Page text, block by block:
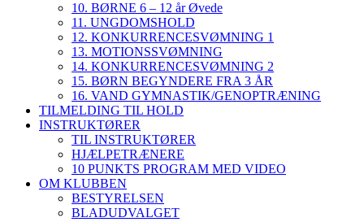
10. BØRNE 6 – 12 år Øvede
11. UNGDOMSHOLD
12. KONKURRENCESVØMNING 1
13. MOTIONSSVØMNING
14. KONKURRENCESVØMNING 2
15. BØRN BEGYNDERE FRA 3 ÅR
16. VAND GYMNASTIK/GENOPTRÆNING
TILMELDING TIL HOLD
INSTRUKTØRER
TIL INSTRUKTØRER
HJÆLPETRÆNERE
10 PUNKTS PROGRAM MED VIDEO
OM KLUBBEN
BESTYRELSEN
BLADUDVALGET